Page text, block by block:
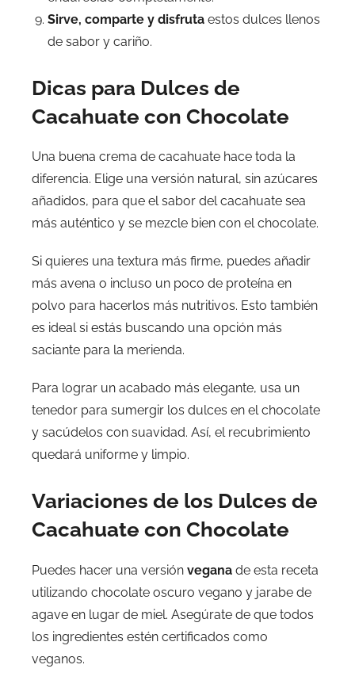
Sirve, comparte y disfruta estos dulces llenos
de sabor y cariño.
Dicas para Dulces de
Cacahuate con Chocolate
Una buena crema de cacahuate hace toda la
diferencia. Elige una versión natural, sin azúcares
añadidos, para que el sabor del cacahuate sea
más auténtico y se mezcle bien con el chocolate.
Si quieres una textura más firme, puedes añadir
más avena o incluso un poco de proteína en
polvo para hacerlos más nutritivos. Esto también
es ideal si estás buscando una opción más
saciante para la merienda.
Para lograr un acabado más elegante, usa un
tenedor para sumergir los dulces en el chocolate
y sacúdelos con suavidad. Así, el recubrimiento
quedará uniforme y limpio.
Variaciones de los Dulces de
Cacahuate con Chocolate
Puedes hacer una versión vegana de esta receta
utilizando chocolate oscuro vegano y jarabe de
agave en lugar de miel. Asegúrate de que todos
los ingredientes estén certificados como
veganos.